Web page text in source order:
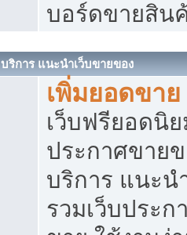
บอร์ดขายสิน
บริการ แนะนำเว็บขายของ
เพิ่มยอดขา
เว็บฟรียอดนิ
ประกาศขาย
บริการ แนะน
รวมเว็บประก